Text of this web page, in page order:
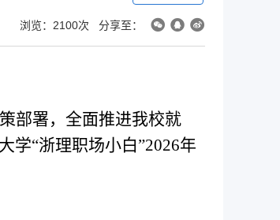
浏览：2100次 分享至：
部署，全面推进我校就
学“浙理职场小白”2026年